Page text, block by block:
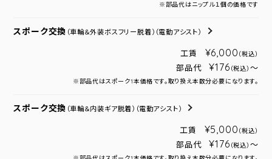
※部品代はニップル１個の価格です
スポーク交換 （車輪＆外装ボスフリー脱着） （電動アシスト）
工賃 ¥6,000 （税込）
部品代 ¥176 （税込） ～
※部品代はスポーク1本価格です。取り換え本数分必要になります。
スポーク交換 （車輪＆内装ギア脱着） （電動アシスト）
工賃 ¥5,000 （税込）
部品代 ¥176 （税込） ～